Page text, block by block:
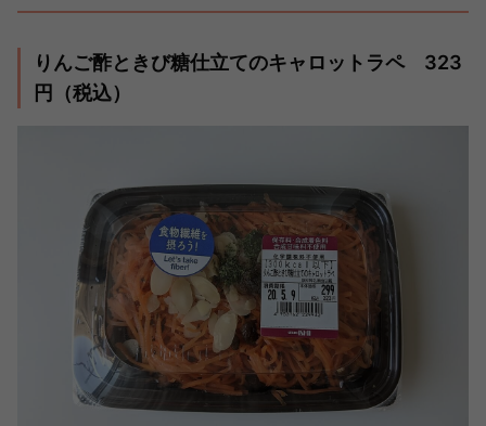
りんご酢ときび糖仕立てのキャロットラペ 323
円（税込）